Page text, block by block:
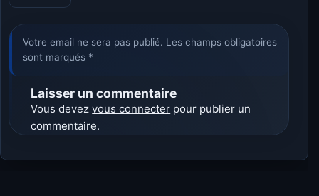
Votre email ne sera pas publié. Les champs obligatoires
sont marqués *
Laisser un commentaire
Vous devezvous connecter pour publier un
commentaire.